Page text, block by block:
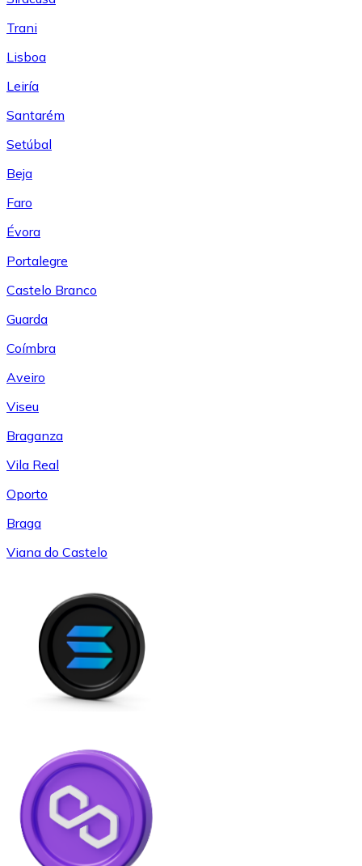
Trani
Lisboa
Leiría
Santarém
Setúbal
Beja
Faro
Évora
Portalegre
Castelo Branco
Guarda
Coímbra
Aveiro
Viseu
Braganza
Vila Real
Oporto
Braga
Viana do Castelo